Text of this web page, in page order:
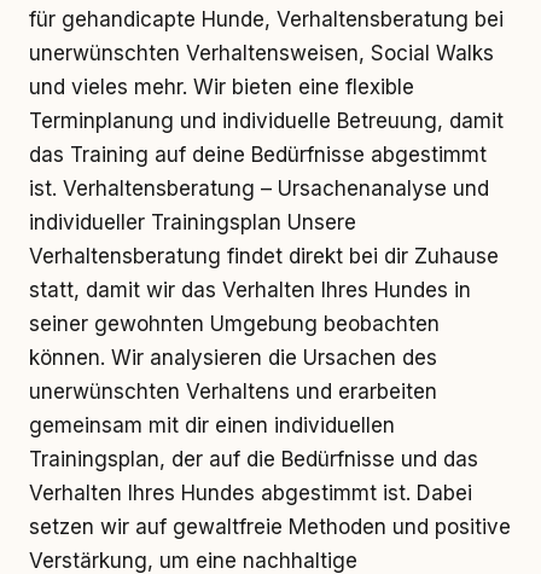
für gehandicapte Hunde, Verhaltensberatung bei
unerwünschten Verhaltensweisen, Social Walks
und vieles mehr. Wir bieten eine flexible
Terminplanung und individuelle Betreuung, damit
das Training auf deine Bedürfnisse abgestimmt
ist. Verhaltensberatung – Ursachenanalyse und
individueller Trainingsplan Unsere
Verhaltensberatung findet direkt bei dir Zuhause
statt, damit wir das Verhalten Ihres Hundes in
seiner gewohnten Umgebung beobachten
können. Wir analysieren die Ursachen des
unerwünschten Verhaltens und erarbeiten
gemeinsam mit dir einen individuellen
Trainingsplan, der auf die Bedürfnisse und das
Verhalten Ihres Hundes abgestimmt ist. Dabei
setzen wir auf gewaltfreie Methoden und positive
Verstärkung, um eine nachhaltige